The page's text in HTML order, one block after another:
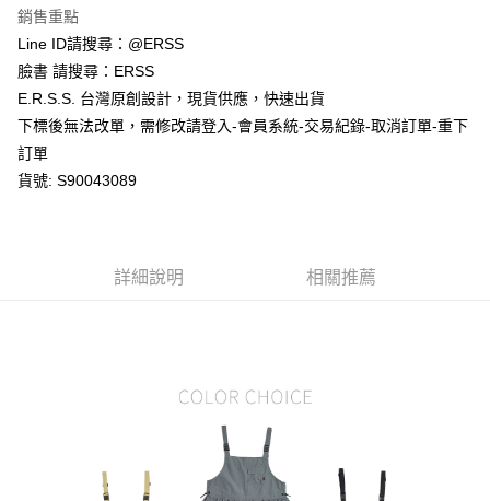
後付繳納相關費用。
※ 交易是否成功請以「AFTEE先享後付 」之結帳頁面顯示為準，若有關於
是否繳費成功／繳費後需取消欲退款等相關疑問，請聯繫「AFTEE先享後付
客戶支援中心」https://netprotections.freshdesk.com/support/home
【注意事項】
１．透過由恩沛科技股份有限公司提供之「AFTEE先享後付」服務完成之交
易，需依本服務之必要範圍內提供個人資料，並將交易相關給付款項請求債
２．關於個人資料處理事宜，請瀏覽以下網址：
４．使用「AFTEE先享後付」時，將依據個別帳號之用戶狀況，依本公司即
付款後萊爾富取貨
7-11取貨付款
每筆NT$80，滿NT$1,200(含以上)免運費
付款後7-11取貨
每筆NT$80，滿NT$1,200(含以上)免運費
銷售重點
Line ID請搜尋：@ERSS
臉書 請搜尋：ERSS
E.R.S.S. 台灣原創設計，現貨供應，快速出貨
下標後無法改單，需修改請登入-會員系統-交易紀錄-取消訂單-重下
訂單
貨號: S90043089
詳細說明 相關推薦